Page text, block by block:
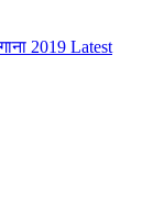
2019 Latest